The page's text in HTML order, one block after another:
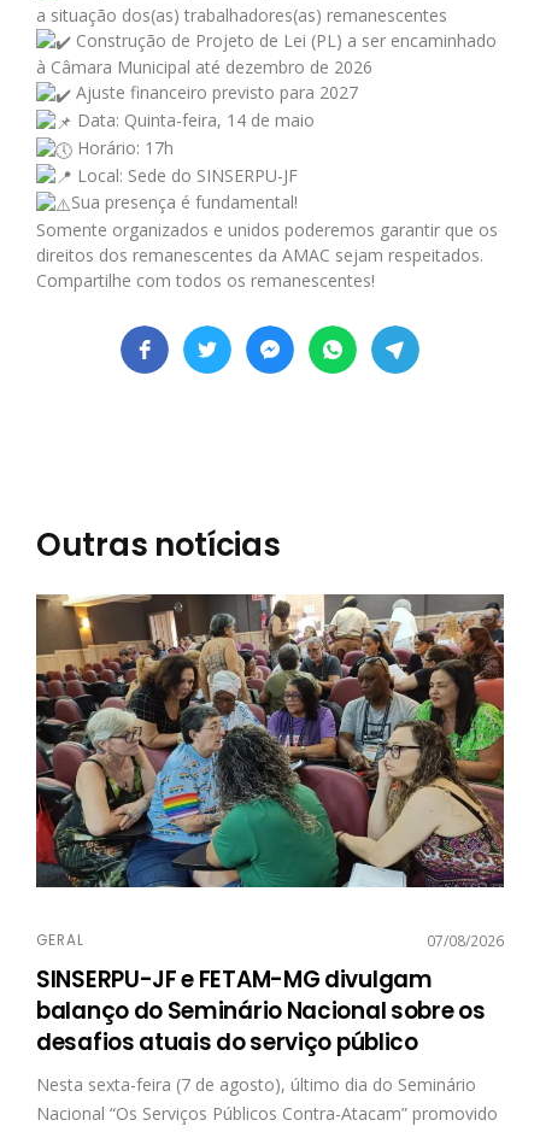
a situação dos(as) trabalhadores(as) remanescentes
Construção de Projeto de Lei (PL) a ser encaminhado
à Câmara Municipal até dezembro de 2026
Ajuste financeiro previsto para 2027
Data: Quinta-feira, 14 de maio
Horário: 17h
Local: Sede do SINSERPU-JF
Sua presença é fundamental!
Somente organizados e unidos poderemos garantir que os
direitos dos remanescentes da AMAC sejam respeitados.
Compartilhe com todos os remanescentes!
Outras notícias
GERAL 07/08/2026
SINSERPU-JF e FETAM-MG divulgam
balanço do Seminário Nacional sobre os
desafios atuais do serviço público
Nesta sexta-feira (7 de agosto), último dia do Seminário
Nacional “Os Serviços Públicos Contra-Atacam” promovido